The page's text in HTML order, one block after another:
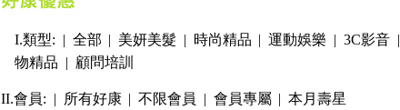
I.類型: | 全部 | 美妍美髮 | 時尚精品 |運動娛樂 | 3C影音|
物精品 | 顧問培訓
II.會員: | 所有好康|不限會員 | 會員專屬|本月壽星